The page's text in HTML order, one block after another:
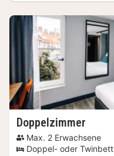
Doppelzimmer
Max. 2 Erwachsene
Doppel- oder Twinbett